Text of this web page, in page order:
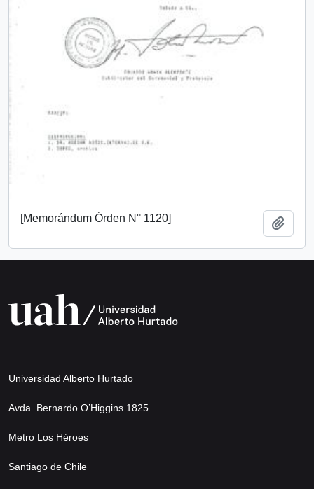
[Memorándum Órden N° 1120]
Universidad Alberto Hurtado
Avda. Bernardo O’Higgins 1825
Metro Los Héroes
Santiago de Chile